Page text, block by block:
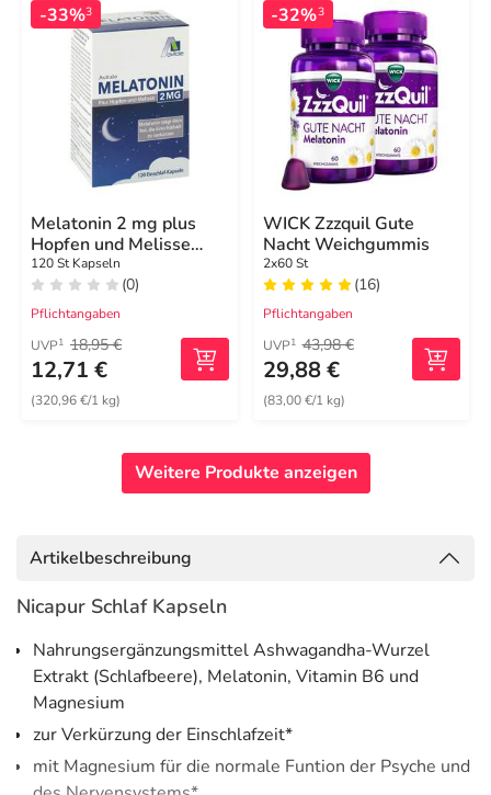
-33%3
Melatonin 2 mg plus
Hopfen und Melisse
Kapseln
120 St Kapseln
(0)
Pflichtangaben
UVP1 18,95 €
12,71 €
(320,96 €/1 kg)
-32%3
WICK Zzzquil Gute
Nacht Weichgummis
2x60 St
(16)
Pflichtangaben
UVP1 43,98 €
29,88 €
(83,00 €/1 kg)
Weitere Produkte anzeigen
Artikelbeschreibung
Nicapur Schlaf Kapseln
Nahrungsergänzungsmittel Ashwagandha-Wurzel
Extrakt (Schlafbeere), Melatonin, Vitamin B6 und
Magnesium
zur Verkürzung der Einschlafzeit*
mit Magnesium für die normale Funtion der Psyche und